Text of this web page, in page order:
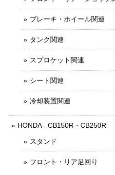
ブレーキ・ホイール関連
タンク関連
スプロケット関連
シート関連
冷却装置関連
HONDA - CB150R・CB250R
スタンド
フロント・リア足回り